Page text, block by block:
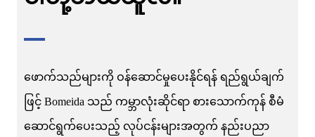
ဖောက်သည်များကို ဝန်ဆောင်မှုပေးနိုင်ရန် ရည်ရွယ်ချက်
ဖြင့် Bomeida သည် ကမ္ဘာလုံးဆိုင်ရာ စားသောက်ကုန် စီမံ
ဆောင်ရွက်ပေးသည့် လုပ်ငန်းများအတွက် နည်းပညာ